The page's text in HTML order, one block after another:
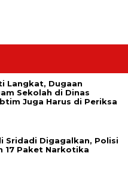
Langkat, Dugaan
Sekolah di Dinas
Juga Harus di Periksa
Sridadi Digagalkan, Polisi
17 Paket Narkotika